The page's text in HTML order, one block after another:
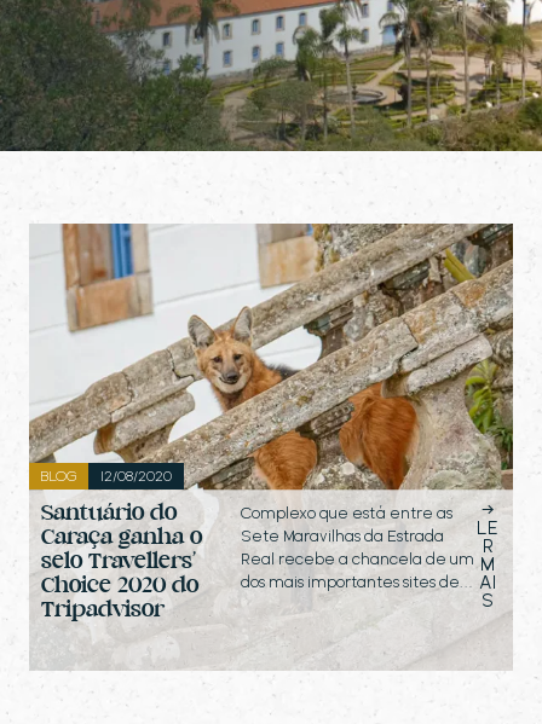
BLOG 12/08/2020
Santuário do
Caraça ganha o
selo Travellers’
Choice 2020 do
Tripadvisor
Complexo que está entre as
Sete Maravilhas da Estrada
Real recebe a chancela de um
dos mais importantes sites de…
→
LE
R
M
AI
S